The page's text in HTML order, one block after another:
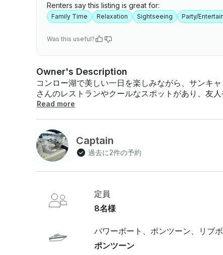
Renters say this listing is great for:
Family Time Relaxation Sightseeing Party/
Was this useful?
Owner's Description
コンロー湖で美しい一日を楽しみながら、サンキ
さんのレストランやクールなスポットがあり、友
ときを過ごすのに最適な場所です。船長を選んで、
ペースを確保しています 。仕様: - - 定員:最大6人特徴 - :クーラー、日焼け止め、タオルキャプテ
ン/ホスト - :船長付きゲストアメニティ :すべての人に快適な座り心地 - ご家族でのお出かけや友人
との集まりに最適です。- 地元の飲食店やレクリエーシ
Read more
Captain
過去に2件の予約
定員
8名様
パワーボート、ポンツーン、リブ
ポンツーン